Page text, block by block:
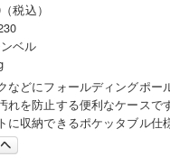
税込）
ベル
などにフォールディングポー
れを防止する便利なケースで
に収納できるポケッタブル仕